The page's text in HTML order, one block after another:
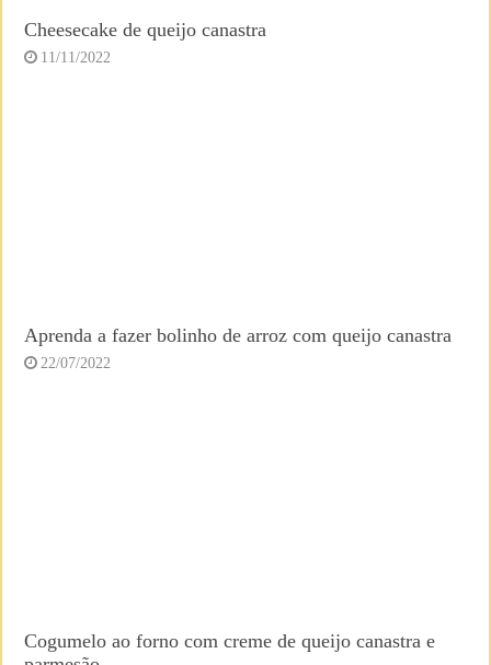
Cheesecake de queijo canastra
11/11/2022
Aprenda a fazer bolinho de arroz com queijo canastra
22/07/2022
Cogumelo ao forno com creme de queijo canastra e